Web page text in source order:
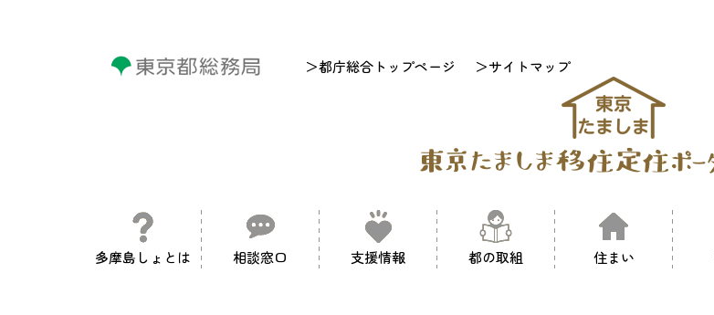
＞都庁総合トップページ ＞サイトマップ
多摩島しょとは 相談窓口 支援情報 都の取組 住まい